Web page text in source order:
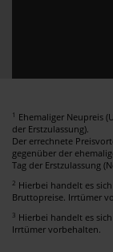
1 Ehemaliger Neupreis
der Erstzulassung).
Der errechnete
gegenüber der
Tag der Erstzulassung
2 Hierbei handelt es
Bruttopreise. Irrtümer
3 Hierbei handelt es
Irrtümer vorbehalten.